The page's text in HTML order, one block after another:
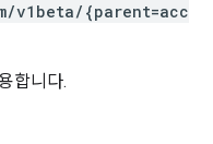
v1beta/{parent=acc
합니다.